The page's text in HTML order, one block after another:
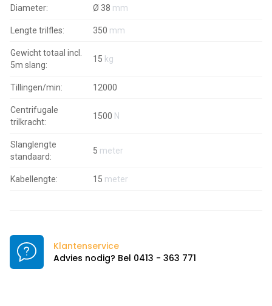
Diameter: Ø 38 mm
Lengte trilfles: 350 mm
Gewicht totaal incl.
5m slang:
15 kg
Tillingen/min: 12000
Centrifugale
trilkracht:
1500 N
Slanglengte
standaard:
5 meter
Kabellengte: 15 meter
Klantenservice
Advies nodig? Bel 0413 - 363 771